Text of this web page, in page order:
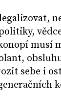
musí
sebe i